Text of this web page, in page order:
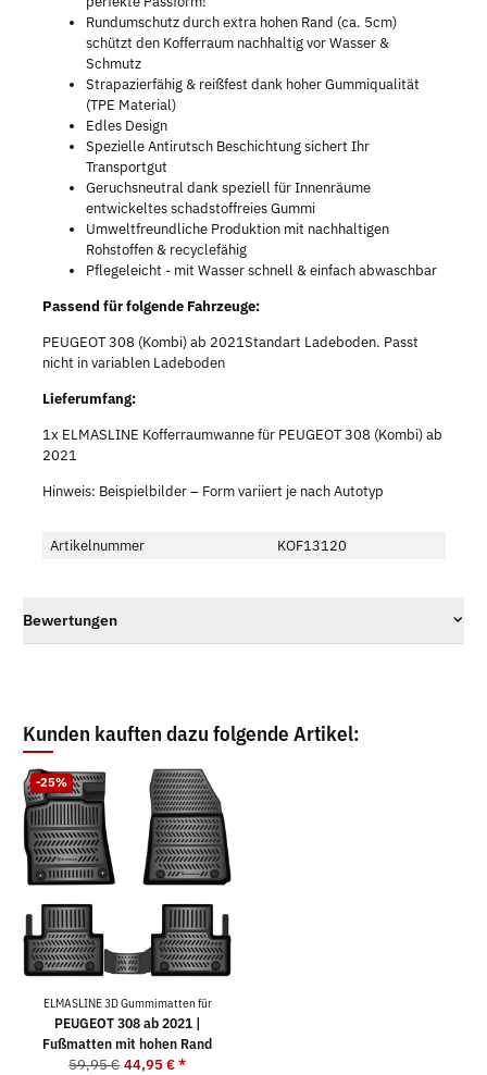
Rundumschutz durch extra hohen Rand (ca. 5cm)
schützt den Kofferraum nachhaltig vor Wasser &
Schmutz
Strapazierfähig & reißfest dank hoher Gummiqualität
(TPE Material)
Edles Design
Spezielle Antirutsch Beschichtung sichert Ihr
Transportgut
Geruchsneutral dank speziell für Innenräume
entwickeltes schadstoffreies Gummi
Umweltfreundliche Produktion mit nachhaltigen
Rohstoffen & recyclefähig
Pflegeleicht - mit Wasser schnell & einfach abwaschbar
Passend für folgende Fahrzeuge:
PEUGEOT 308 (Kombi) ab 2021Standart Ladeboden. Passt
nicht in variablen Ladeboden
Lieferumfang:
1x ELMASLINE Kofferraumwanne für PEUGEOT 308 (Kombi) ab
2021
Hinweis: Beispielbilder – Form variiert je nach Autotyp
Artikelnummer KOF13120
Bewertungen
Kunden kauften dazu folgende Artikel:
-25%
ELMASLINE 3D Gummimatten für
PEUGEOT 308 ab 2021 |
Fußmatten mit hohen Rand
59,95 € 44,95 €*